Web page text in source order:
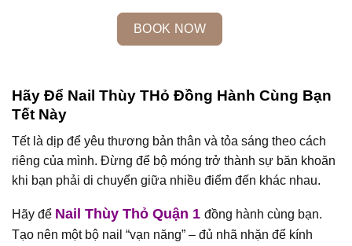
BOOK NOW
Hãy Để Nail Thùy THỏ Đồng Hành Cùng Bạn
Tết Này
Tết là dịp để yêu thương bản thân và tỏa sáng theo cách
riêng của mình. Đừng để bộ móng trở thành sự băn khoăn
khi bạn phải di chuyển giữa nhiều điểm đến khác nhau.
Hãy để Nail Thùy Thỏ Quận 1 đồng hành cùng bạn.
Tạo nên một bộ nail “vạn năng” – đủ nhã nhặn để kính